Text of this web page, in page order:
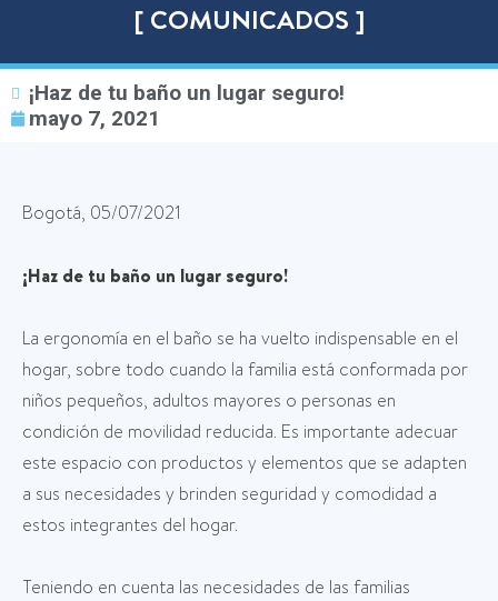
[ COMUNICADOS ]
¡Haz de tu baño un lugar seguro!
mayo 7, 2021
Bogotá, 05/07/2021
¡Haz de tu baño un lugar seguro!
La ergonomía en el baño se ha vuelto indispensable en el
hogar, sobre todo cuando la familia está conformada por
niños pequeños, adultos mayores o personas en
condición de movilidad reducida. Es importante adecuar
este espacio con productos y elementos que se adapten
a sus necesidades y brinden seguridad y comodidad a
estos integrantes del hogar.
Teniendo en cuenta las necesidades de las familias